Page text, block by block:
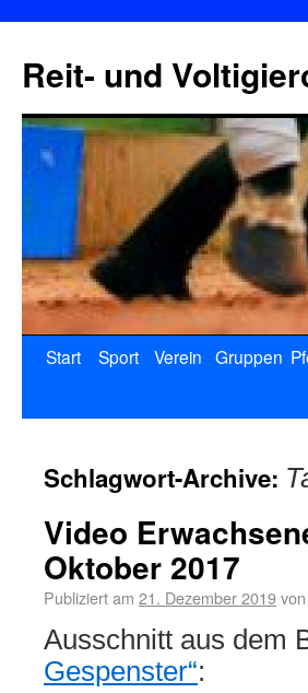
Reit- und
Start Sport Verein Gruppen
Schlagwort-Archive:
Video
Oktober 2017
Publiziert am 21. Dezember 2019von
Ausschnitt aus dem
Gespenster“: